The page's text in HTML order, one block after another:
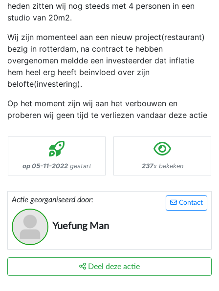
heden zitten wij nog steeds met 4 personen in een
studio van 20m2.
Wij zijn momenteel aan een nieuw project(restaurant)
bezig in rotterdam, na contract te hebben
overgenomen meldde een investeerder dat inflatie
hem heel erg heeft beinvloed over zijn
belofte(investering).
Op het moment zijn wij aan het verbouwen en
proberen wij geen tijd te verliezen vandaar deze actie
op 05-11-2022gestart 237x bekeken
Contact
Actie georganiseerd door:
Yuefung Man
Deel deze actie